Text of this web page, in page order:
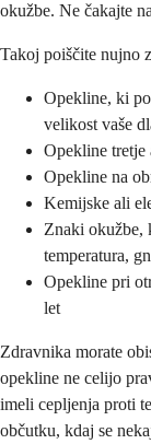
okužbe. Ne čakajte
Takoj poiščite nujno
Opekline, ki
velikost vaše
Opekline tretje
Opekline na
Kemijske ali
Znaki okužbe,
temperatura,
Opekline pri
let
Zdravnika morate
opekline ne celijo
imeli cepljenja proti
občutku, kdaj se